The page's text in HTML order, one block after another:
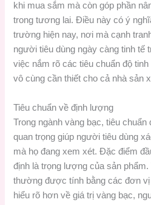
khi mua sắm mà còn góp phần
trong tương lai. Điều này có ý
trường hiện nay, nơi mà cạnh
người tiêu dùng ngày càng tinh tế
việc nắm rõ các tiêu chuẩn độ
vô cùng cần thiết cho cả nhà sản
Tiêu chuẩn về định lượng
Trong ngành vàng bạc, tiêu
quan trọng giúp người tiêu dùng
mà họ đang xem xét. Đặc điểm
định là trọng lượng của sản
thường được tính bằng các đơn
hiểu rõ hơn về giá trị vàng bạc,